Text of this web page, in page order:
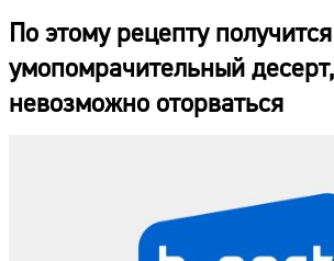
По этому рецепту получится
умопомрачительный
невозможно оторваться
Погода
Курсы валют